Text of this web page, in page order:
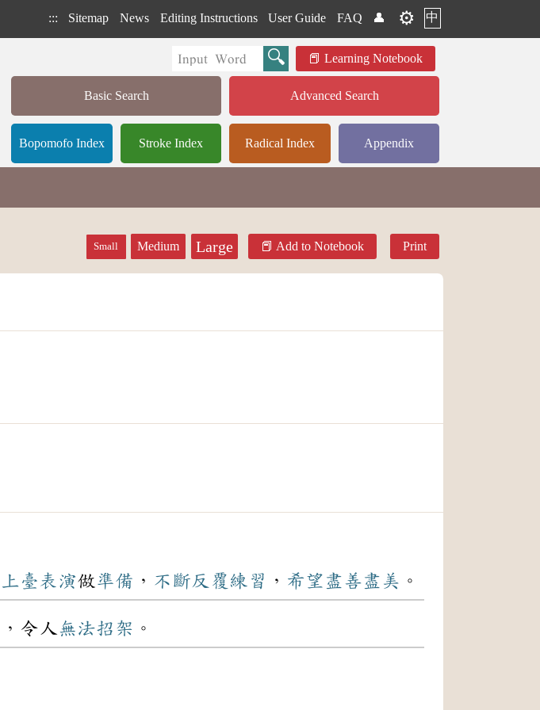
::: Sitemap News Editing Instructions User Guide FAQ 👤 ⚙️ 中
Learning Notebook
Basic Search Advanced Search
Bopomofo Index Stroke Index Radical Index Appendix
Small Medium Large Add to Notebook Print
上臺表演做準備 ， 不斷反覆練習 ， 希望 盡善盡美 。
，令人無法招架 。